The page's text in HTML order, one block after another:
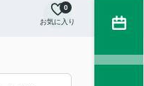
お気に入り
0